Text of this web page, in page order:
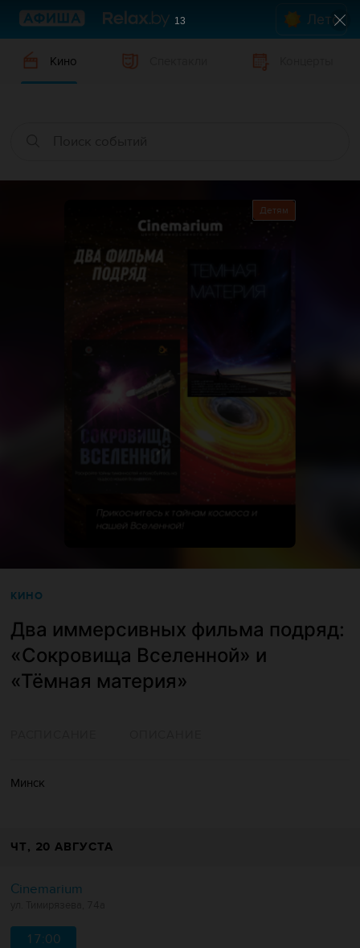
Лето
Кино
Детям
КИНО
Два иммерсивных фильма подряд:
«Сокровища Вселенной» и
«Тёмная материя»
Минск
ЧТ, 20 АВГУСТА
Cinemarium
17:00
12